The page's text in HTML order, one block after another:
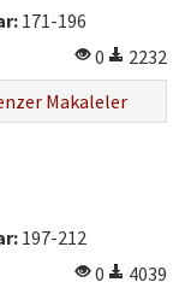
171-196
0
2232
Makaleler
197-212
0
4039